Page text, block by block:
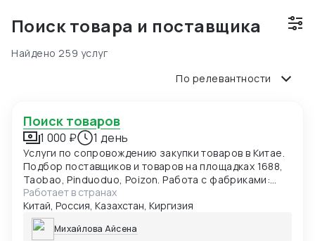
Поиск товара и поставщика
Найдено 259 услуг
По релевантности
Поиск товаров
1 000 ₽ 1 день
Услуги по сопровождению закупки товаров в Китае.
Подбор поставщиков и товаров на площадках 1688,
Taobao, Pinduoduo, Poizon. Работа с фабриками:
поиск производителей, проверка надёжности,
предоставление прямых контактов. Контроль
качества по запросу: проверка товара на складе с
фото- и видеофиксацией.
Работает в странах
Китай, Россия, Казахстан, Киргизия
Михайлова Айсена